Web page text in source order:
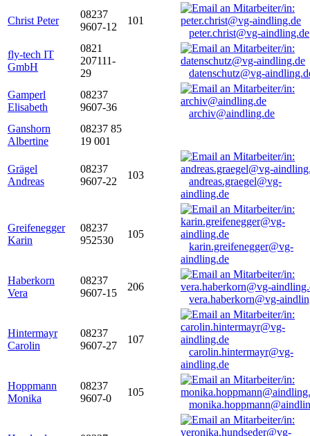
Christ Peter
08237
9607-12
101
peter.christ@vg-aindling.de
fly-tech IT
GmbH
0821
207111-
29
datenschutz@vg-
Gamperl
Elisabeth
08237
9607-36
archiv@aindling.de
Ganshorn
Albertine
08237 85
19 001
Grägel
Andreas
08237
9607-22
103
andreas.graegel@vg-
aindling.de
Greifenegger
Karin
08237
952530
105
karin.greifenegger@vg-
aindling.de
Haberkorn
Vera
08237
9607-15
206
vera.haberkorn@vg-
Hintermayr
Carolin
08237
9607-27
107
carolin.hintermayr@vg-
aindling.de
Hoppmann
Monika
08237
9607-0
105